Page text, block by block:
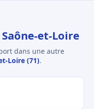
et-Loire
dans une autre
Loire (71).